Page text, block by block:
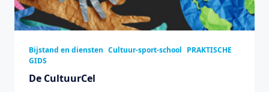
Bijstand en diensten Cultuur-sport-school PRAKTISCHE
GIDS
De CultuurCel